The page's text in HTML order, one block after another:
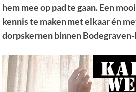
hem mee op pad te gaan. Een
kennis te maken met elkaar én
dorpskernen binnen